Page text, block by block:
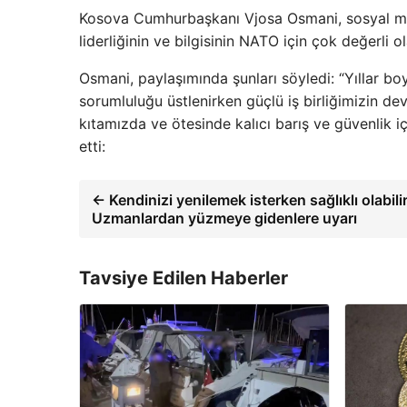
Kosova Cumhurbaşkanı Vjosa Osmani, sosyal
liderliğinin ve bilgisinin NATO için çok değerli
Osmani, paylaşımında şunları söyledi: “Yıllar
sorumluluğu üstlenirken güçlü iş birliğimizin
kıtamızda ve ötesinde kalıcı barış ve güvenlik
etti:
← Kendinizi yenilemek isterken sağlıklı
Uzmanlardan yüzmeye gidenlere uyarı
Tavsiye Edilen Haberler